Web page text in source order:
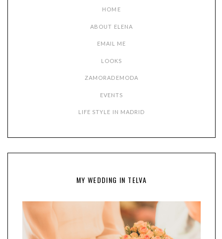
HOME
ABOUT ELENA
EMAIL ME
LOOKS
ZAMORADEMODA
EVENTS
LIFE STYLE IN MADRID
MY WEDDING IN TELVA